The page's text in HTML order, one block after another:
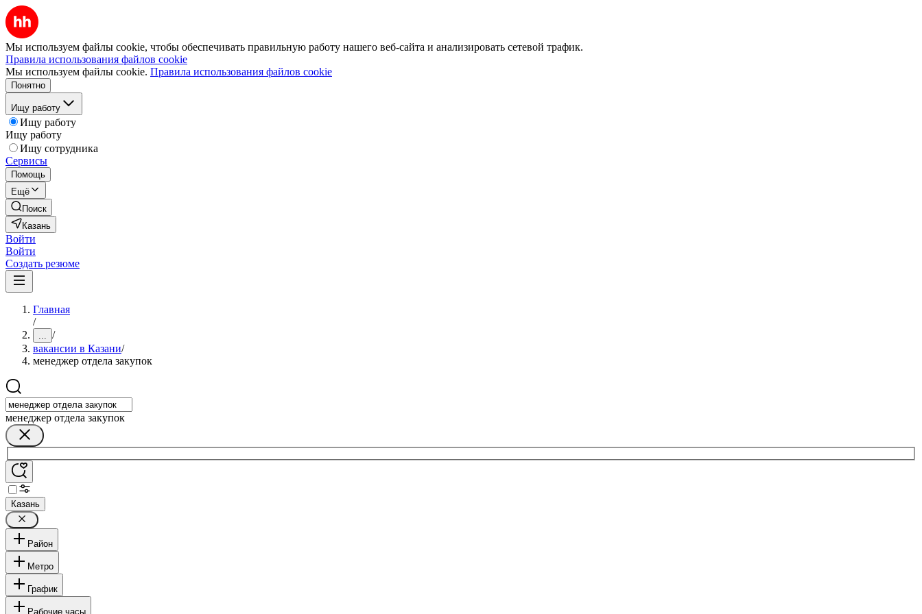
Мы используем файлы cookie, чтобы обеспечивать правильную работу нашего веб-сайта и анализировать сетевой трафик.
Правила использования файлов cookie
Мы используем файлы cookie. Правила использования файлов cookie
Понятно
Ищу работу
Ищу работу
Ищу работу
Ищу сотрудника
Сервисы
Помощь
Ещё
Поиск
Казань
Войти
Войти
Создать резюме
Главная
/
... /
вакансии в Казани/
менеджер отдела закупок
менеджер отдела закупок
Казань
Район
Метро
График
Рабочие часы